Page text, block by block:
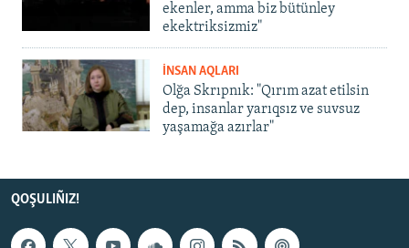
ekenler, amma biz bütünley
ekektriksizmiz"
İNSAN AQLARI
Olğa Skrıpnık: "Qırım azat etilsin
dep, insanlar yarıqsız ve suvsuz
yaşamağa azırlar"
QOŞULIÑIZ!